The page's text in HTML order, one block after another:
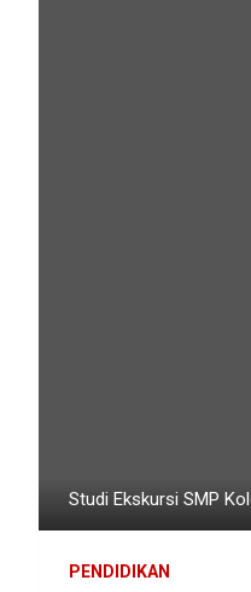
Studi Ekskursi SMP
PENDIDIKAN